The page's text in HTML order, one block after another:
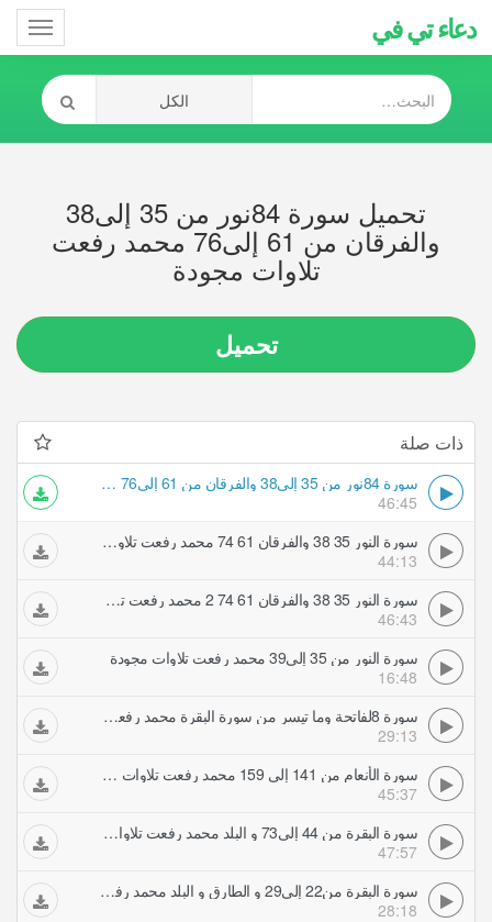
دعاء تي في
تحميل سورة 84نور من 35 إلى38
والفرقان من 61 إلى76 محمد رفعت
تلاوات مجودة
تحميل
ذات صلة
سورة 84نور من 35 إلى38 والفرقان من 61 إلى76 محمد رفعت تلاوات مجودة
46:45
سورة النور 35 38 والفرقان 61 74 محمد رفعت تلاوات مجودة
44:13
سورة النور 35 38 والفرقان 61 74 2 محمد رفعت تلاوات مجودة
46:43
سورة النور من 35 إلى39 محمد رفعت تلاوات مجودة
16:48
سورة 8لفاتحة وما تيسر من سورة البقرة محمد رفعت تلاوات مجودة
29:13
سورة الأنعام من 141 إلى 159 محمد رفعت تلاوات مجودة
45:37
سورة البقرة من 44 إلى73 و البلد محمد رفعت تلاوات مجودة
47:57
سورة البقرة من22 إلى29 و الطارق و البلد محمد رفعت تلاوات مجودة
28:18